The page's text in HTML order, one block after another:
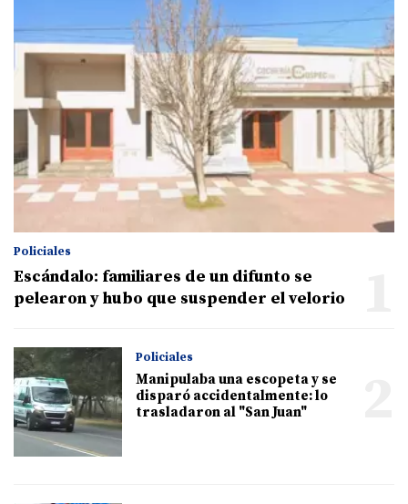
Policiales
Escándalo: familiares de un difunto se
pelearon y hubo que suspender el velorio
Policiales
Manipulaba una escopeta y se
disparó accidentalmente: lo
trasladaron al "San Juan"